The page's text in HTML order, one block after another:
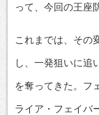
って、今回の王座
これまでは、その
し、一発狙いに追
を奪ってきた。フ
ライア・フェイバ